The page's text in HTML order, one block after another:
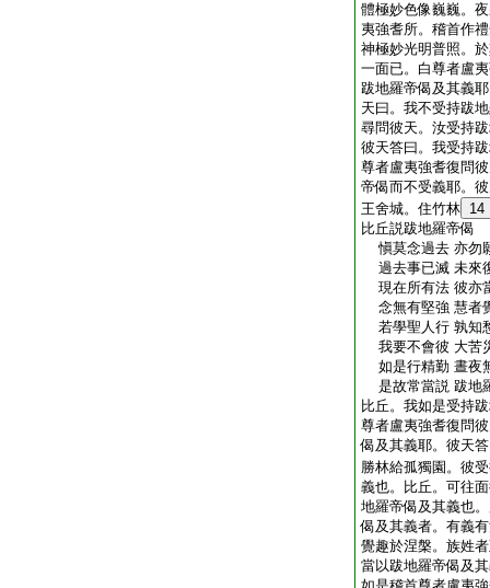
體極妙色像巍巍。
夷強耆所。稽首作
神極妙光明普照。
一面已。白尊者盧
跋地羅帝偈及其義
天曰。我不受持跋
尋問彼天。汝受持
彼天答曰。我受持
尊者盧夷強耆復問
帝偈而不受義耶。
王舍城。住竹林 14
比丘説跋地羅帝偈
愼莫念過去 亦勿
過去事已滅 未來
現在所有法 彼亦
念無有堅強 慧者
若學聖人行 孰知
我要不會彼 大苦
如是行精勤 晝夜
是故常當説 跋地
比丘。我如是受持
尊者盧夷強耆復問
偈及其義耶。彼天
勝林給孤獨園。彼
義也。比丘。可往
地羅帝偈及其義也
偈及其義者。有義
覺趣於涅槃。族姓
當以跋地羅帝偈及